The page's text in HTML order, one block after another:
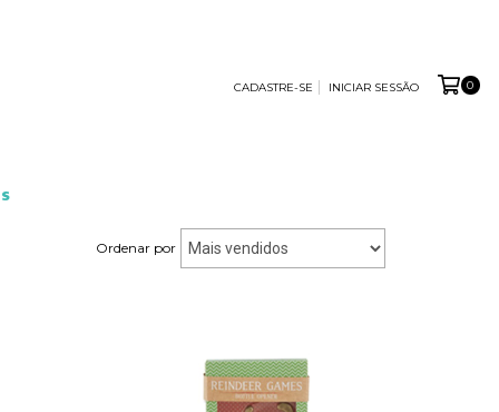
CADASTRE-SE INICIAR SESSÃO 0
Ordenar por